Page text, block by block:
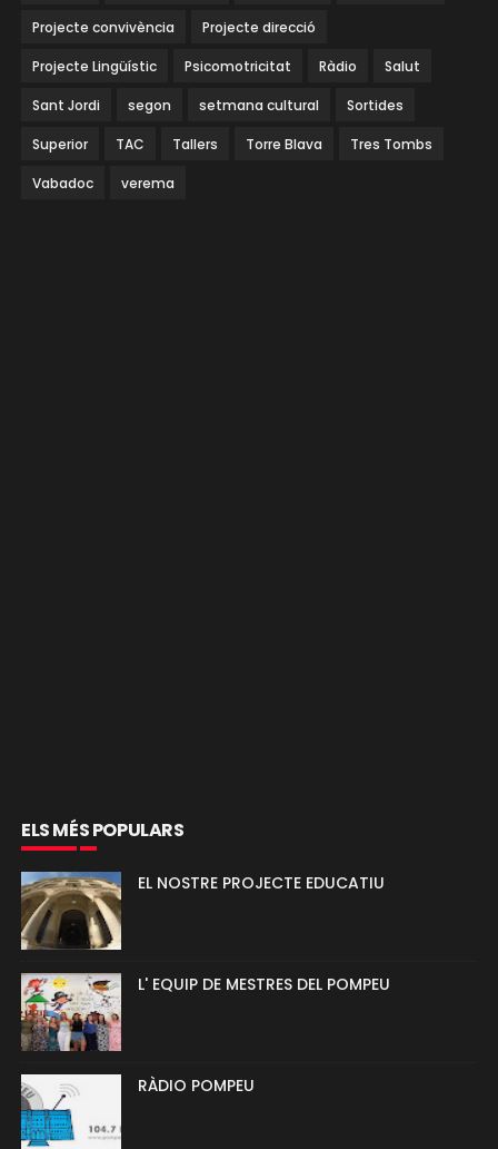
Projecte convivència Projecte direcció
Projecte Lingüístic Psicomotricitat Ràdio Salut
Sant Jordi segon setmana cultural Sortides
Superior TAC Tallers Torre Blava Tres Tombs
Vabadoc verema
ELS MÉS POPULARS
EL NOSTRE PROJECTE EDUCATIU
L' EQUIP DE MESTRES DEL POMPEU
RÀDIO POMPEU